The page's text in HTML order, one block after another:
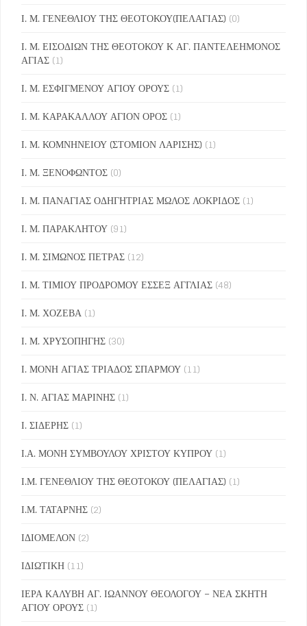
Ι. Μ. ΓΕΝΕΘΛΙΟΥ ΤΗΣ ΘΕΟΤΟΚΟΥ(ΠΕΛΑΓΙΑΣ) (0)
Ι. Μ. ΕΙΣΟΔΙΩΝ ΤΗΣ ΘΕΟΤΟΚΟΥ Κ ΑΓ. ΠΑΝΤΕΛΕΗΜΟΝΟΣ
ΑΓΙΑΣ (1)
Ι. Μ. ΕΣΦΙΓΜΕΝΟΥ ΑΓΙΟΥ ΟΡΟΥΣ (1)
Ι. Μ. ΚΑΡΑΚΑΛΛΟΥ ΑΓΙΟΝ ΟΡΟΣ (1)
Ι. Μ. ΚΟΜΝΗΝΕΙΟΥ (ΣΤΟΜΙΟΝ ΛΑΡΙΣΗΣ) (1)
Ι. Μ. ΞΕΝΟΦΩΝΤΟΣ (0)
Ι. Μ. ΠΑΝΑΓΙΑΣ ΟΔΗΓΗΤΡΙΑΣ ΜΩΛΟΣ ΛΟΚΡΙΔΟΣ (1)
Ι. Μ. ΠΑΡΑΚΛΗΤΟΥ (91)
Ι. Μ. ΣΙΜΩΝΟΣ ΠΕΤΡΑΣ (12)
Ι. Μ. ΤΙΜΙΟΥ ΠΡΟΔΡΟΜΟΥ ΕΣΣΕΞ ΑΓΓΛΙΑΣ (48)
Ι. Μ. ΧΟΖΕΒΑ (1)
Ι. Μ. ΧΡΥΣΟΠΗΓΗΣ (30)
Ι. ΜΟΝΗ ΑΓΙΑΣ ΤΡΙΑΔΟΣ ΣΠΑΡΜΟΥ (11)
Ι. Ν. ΑΓΙΑΣ ΜΑΡΙΝΗΣ (1)
Ι. ΣΙΔΕΡΗΣ (1)
Ι.Α. ΜΟΝΗ ΣΥΜΒΟΥΛΟΥ ΧΡΙΣΤΟΥ ΚΥΠΡΟΥ (1)
Ι.Μ. ΓΕΝΕΘΛΙΟΥ ΤΗΣ ΘΕΟΤΟΚΟΥ (ΠΕΛΑΓΙΑΣ) (1)
Ι.Μ. ΤΑΤΑΡΝΗΣ (2)
ΙΔΙΟΜΕΛΟΝ (2)
ΙΔΙΩΤΙΚΗ (11)
ΙΕΡΑ ΚΑΛΥΒΗ ΑΓ. ΙΩΑΝΝΟΥ ΘΕΟΛΟΓΟΥ – ΝΕΑ ΣΚΗΤΗ
ΑΓΙΟΥ ΟΡΟΥΣ (1)